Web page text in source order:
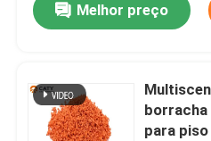
Melhor preço
borracha
para